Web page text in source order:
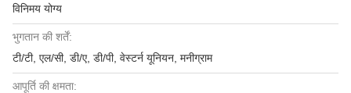
विनिमय योग्य
भुगतान की शर्तें:
टी/टी, एल/सी, डी/ए, डी/पी, वेस्टर्न यूनियन, मनीग्राम
आपूर्ति की क्षमता: